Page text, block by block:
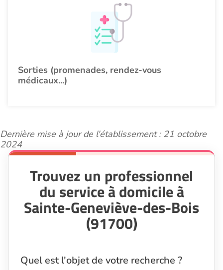
Sorties (promenades, rendez-vous
médicaux...)
Dernière mise à jour de l'établissement : 21 octobre
2024
Trouvez un professionnel
du service à domicile à
Sainte-Geneviève-des-Bois
(91700)
Quel est l'objet de votre recherche ?